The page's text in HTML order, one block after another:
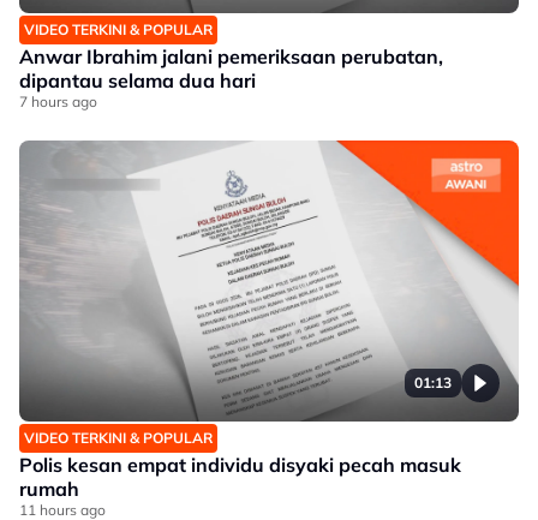
VIDEO TERKINI & POPULAR
Anwar Ibrahim jalani pemeriksaan perubatan,
dipantau selama dua hari
7 hours ago
01:13
VIDEO TERKINI & POPULAR
Polis kesan empat individu disyaki pecah masuk
rumah
11 hours ago